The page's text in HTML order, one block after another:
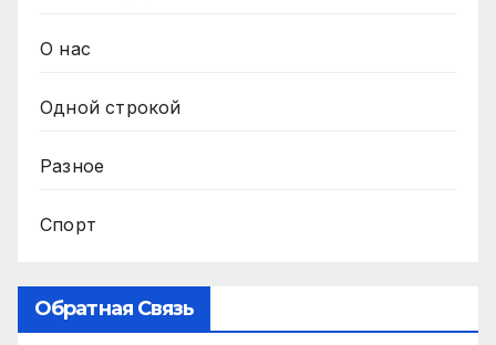
О нас
Одной строкой
Разное
Спорт
Обратная Связь